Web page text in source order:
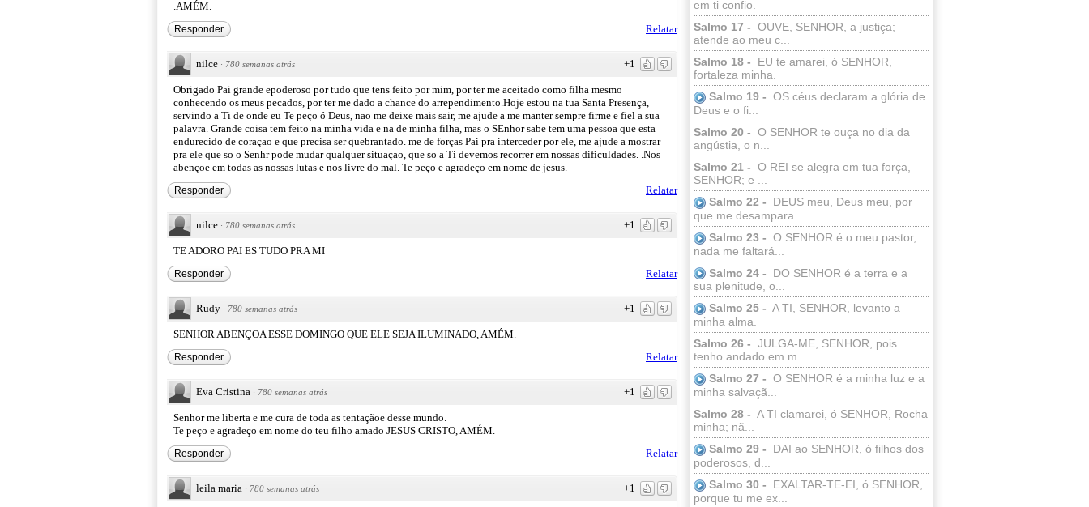
em ti confio.
Salmo 17 - OUVE, SENHOR, a justiça;
atende ao meu c...
Salmo 18 -
EU te amarei, ó SENHOR,
fortaleza minha.
Salmo 19 - OS céus declaram a glória de
Deus e o fi...
Salmo 20 - O SENHOR te ouça no dia da
angústia, o n...
Salmo 21 - O REI se alegra em tua força,
SENHOR; e ...
Salmo 22 -
DEUS meu, Deus meu, por
que me desampara...
Salmo 23 - O SENHOR é o meu pastor,
nada me faltará...
Salmo 24 -
DO SENHOR é a terra e a
sua plenitude, o...
Salmo 25 - A TI, SENHOR, levanto a
minha alma.
Salmo 26 - JULGA-ME, SENHOR, pois
tenho andado em m...
Salmo 27 - O SENHOR é a minha luz e a
minha salvaçã...
Salmo 28 - A TI clamarei, ó SENHOR, Rocha
minha; nã...
Salmo 29 -
DAI ao SENHOR, ó filhos dos
poderosos, d...
Salmo 30 -
EXALTAR-TE-EI, ó SENHOR,
porque tu me ex...
.AMÉM.
Relatar
Responder
+1
nilce · 780 semanas atrás
Obrigado Pai grande epoderoso por tudo que tens feito por mim, por ter me aceitado como filha mesmo
conhecendo os meus pecados, por ter me dado a chance do arrependimento.Hoje estou na tua Santa Presença,
servindo a Ti de onde eu Te peço ó Deus, nao me deixe mais sair, me ajude a me manter sempre firme e fiel a sua
palavra. Grande coisa tem feito na minha vida e na de minha filha, mas o SEnhor sabe tem uma pessoa que esta
endurecido de coraçao e que precisa ser quebrantado. me de forças Pai pra interceder por ele, me ajude a mostrar
pra ele que so o Senhr pode mudar qualquer situaçao, que so a Ti devemos recorrer em nossas dificuldades. .Nos
abençoe em todas as nossas lutas e nos livre do mal. Te peço e agradeço em nome de jesus.
Relatar
Responder
+1
nilce · 780 semanas atrás
TE ADORO PAI ES TUDO PRA MI
Relatar
Responder
+1
Rudy · 780 semanas atrás
SENHOR ABENÇOA ESSE DOMINGO QUE ELE SEJA ILUMINADO, AMÉM.
Relatar
Responder
+1
Eva Cristina · 780 semanas atrás
Senhor me liberta e me cura de toda as tentaçãoe desse mundo.
Te peço e agradeço em nome do teu filho amado JESUS CRISTO, AMÉM.
Relatar
Responder
+1
leila maria · 780 semanas atrás